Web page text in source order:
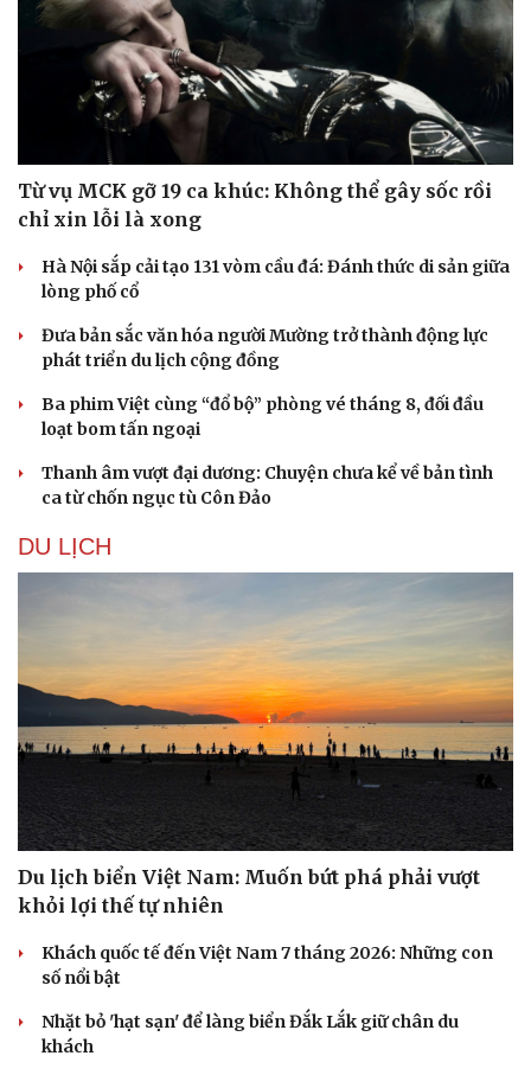
Sân khấu - Điện ảnh
Văn học
Âm nhạc
Di sản
Giải trí
Nghệ sĩ
Thời trang
Sao Việt
Từ vụ MCK gỡ 19 ca khúc: Không thể gây sốc rồi
chỉ xin lỗi là xong
Hà Nội sắp cải tạo 131 vòm cầu đá: Đánh thức di sản giữa
lòng phố cổ
Đưa bản sắc văn hóa người Mường trở thành động lực
phát triển du lịch cộng đồng
Ba phim Việt cùng “đổ bộ” phòng vé tháng 8, đối đầu
loạt bom tấn ngoại
Thanh âm vượt đại dương: Chuyện chưa kể về bản tình
ca từ chốn ngục tù Côn Đảo
DU LỊCH
Du lịch biển Việt Nam: Muốn bứt phá phải vượt
khỏi lợi thế tự nhiên
Khách quốc tế đến Việt Nam 7 tháng 2026: Những con
số nổi bật
Nhặt bỏ 'hạt sạn' để làng biển Đắk Lắk giữ chân du
khách